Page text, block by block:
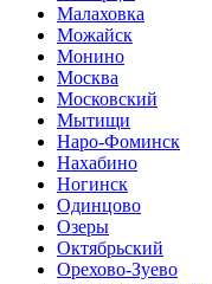
Малаховка
Можайск
Монино
Москва
Московский
Мытищи
Наро-Фоминск
Нахабино
Ногинск
Одинцово
Озеры
Октябрьский
Орехово-Зуево